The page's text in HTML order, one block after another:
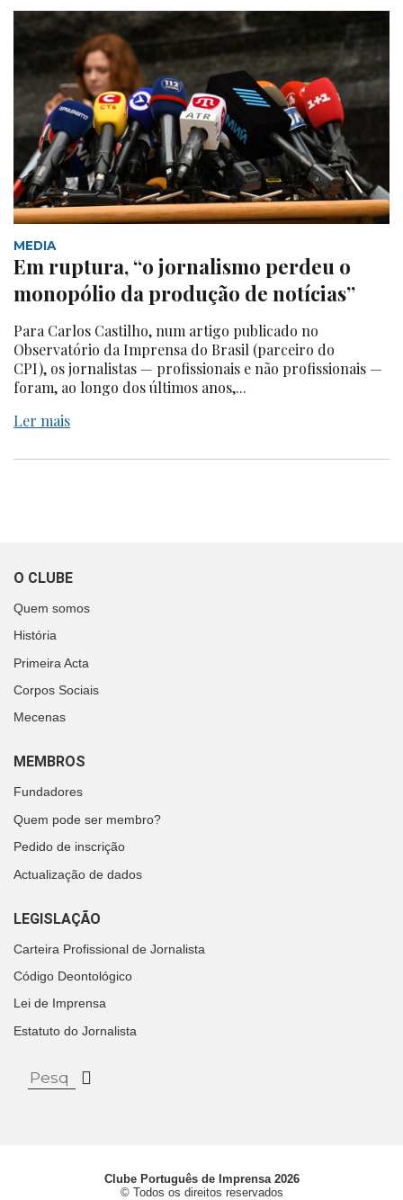
MEDIA
Em ruptura, “o jornalismo perdeu o
monopólio da produção de notícias”
Para Carlos Castilho, num artigo publicado no
Observatório da Imprensa do Brasil (parceiro do
CPI), os jornalistas — profissionais e não profissionais —
foram, ao longo dos últimos anos,...
Ler mais
O CLUBE
Quem somos
História
Primeira Acta
Corpos Sociais
Mecenas
MEMBROS
Fundadores
Quem pode ser membro?
Pedido de inscrição
Actualização de dados
LEGISLAÇÃO
Carteira Profissional de Jornalista
Código Deontológico
Lei de Imprensa
Estatuto do Jornalista
Clube Português de Imprensa 2026
© Todos os direitos reservados